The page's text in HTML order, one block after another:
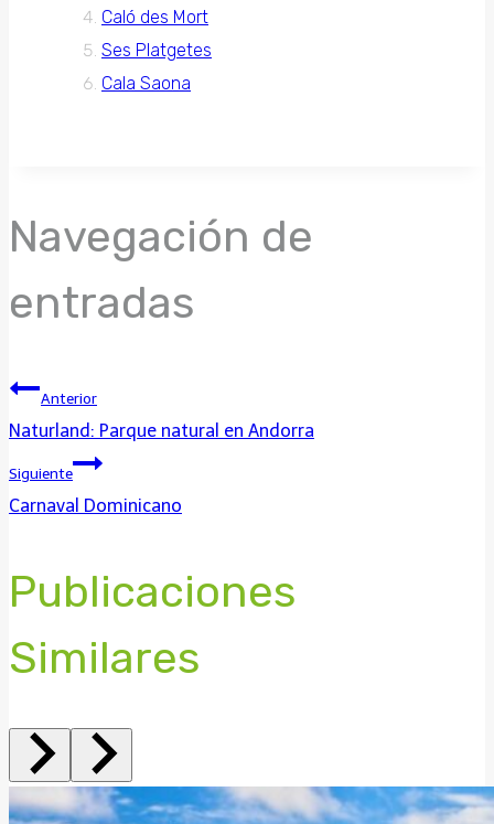
Caló des Mort
Ses Platgetes
Cala Saona
Navegación de
entradas
Anterior
Naturland: Parque natural en Andorra
Siguiente
Carnaval Dominicano
Publicaciones
Similares